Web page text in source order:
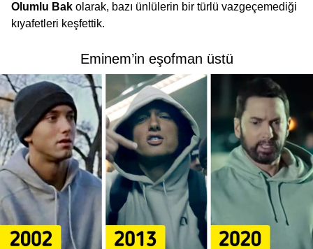
Olumlu Bak olarak, bazı ünlülerin bir türlü vazgeçemediği
kıyafetleri keşfettik.
Eminem’in eşofman üstü